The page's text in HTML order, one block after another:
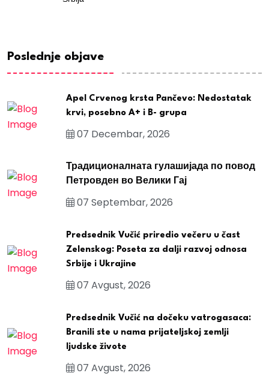
Poslednje objave
Apel Crvenog krsta Pančevo: Nedostatak
krvi, posebno A+ i B- grupa
07 Decembar, 2026
Традиционалната гулашијада по повод
Петровден во Велики Гај
07 Septembar, 2026
Predsednik Vučić priredio večeru u čast
Zelenskog: Poseta za dalji razvoj odnosa
Srbije i Ukrajine
07 Avgust, 2026
Predsednik Vučić na dočeku vatrogasaca:
Branili ste u nama prijateljskoj zemlji
ljudske živote
07 Avgust, 2026